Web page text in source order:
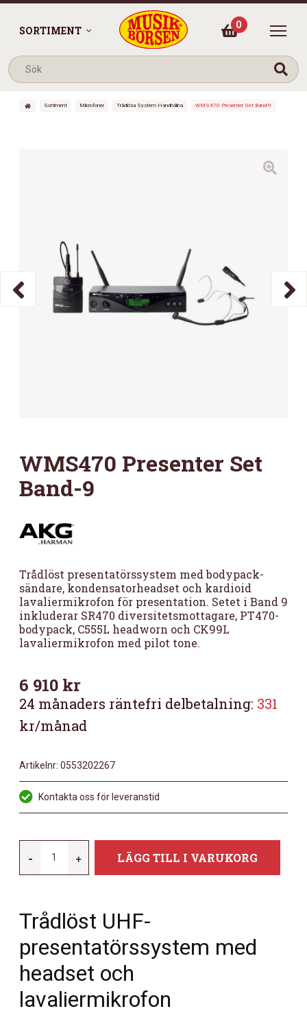
SORTIMENT 0
Sortiment Mikrofoner Trådlösa System Handhållna WMS470 Presenter Set Band-9
WMS470 Presenter Set
Band-9
Trådlöst presentatörssystem med bodypack-
sändare, kondensatorheadset och kardioid
lavaliermikrofon för presentation. Setet i Band 9
inkluderar SR470 diversitetsmottagare, PT470-
bodypack, C555L headworn och CK99L
lavaliermikrofon med pilot tone.
6 910 kr
24 månaders räntefri delbetalning: 331
kr/månad
Artikelnr: 0553202267
Kontakta oss för leveranstid
-
PRESENTER
9
+ LÄGG TILL I VARUKORG
Trådlöst UHF-
presentatörssystem med
headset och
lavaliermikrofon